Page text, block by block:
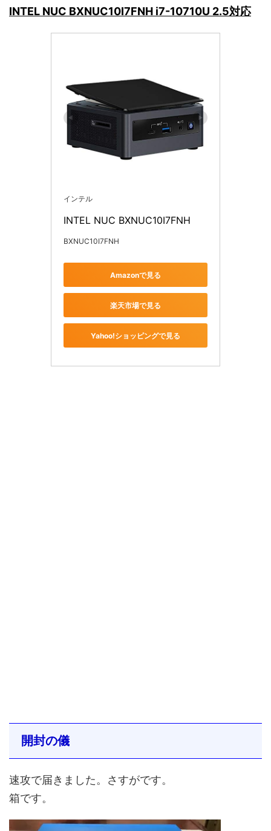
INTEL NUC BXNUC10I7FNH i7-10710U 2.5対応
インテル
INTEL NUC BXNUC10I7FNH
BXNUC10I7FNH
Amazonで見る
楽天市場で見る
Yahoo!ショッピングで見る
開封の儀
速攻で届きました。さすがです。
箱です。